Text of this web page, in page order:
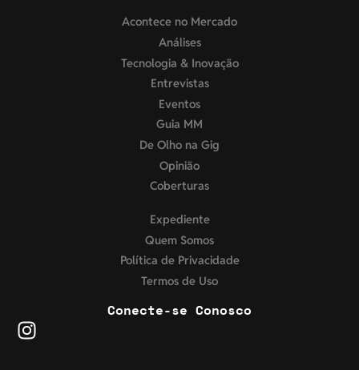
Acontece no Mercado
Análises
Tecnologia & Inovação
Entrevistas
Eventos
Guia MM
De Olho na Gig
Opinião
Coberturas
Expediente
Quem Somos
Política de Privacidade
Termos de Uso
Conecte-se Conosco